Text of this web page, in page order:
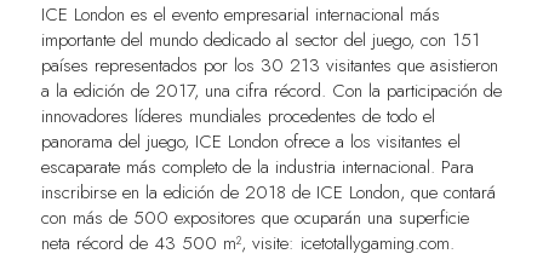
ICE London es el evento empresarial internacional más
importante del mundo dedicado al sector del juego, con 151
países representados por los 30 213 visitantes que asistieron
a la edición de 2017, una cifra récord. Con la participación de
innovadores líderes mundiales procedentes de todo el
panorama del juego, ICE London ofrece a los visitantes el
escaparate más completo de la industria internacional. Para
inscribirse en la edición de 2018 de ICE London, que contará
con más de 500 expositores que ocuparán una superficie
neta récord de 43 500 m², visite: icetotallygaming.com.